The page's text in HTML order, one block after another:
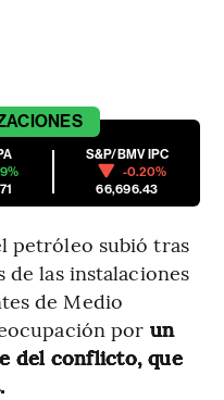
S&P/BMV IPC
-0.20%
66,696.43
petróleo subió tras
de las instalaciones
de Medio
por un
del conflicto, que